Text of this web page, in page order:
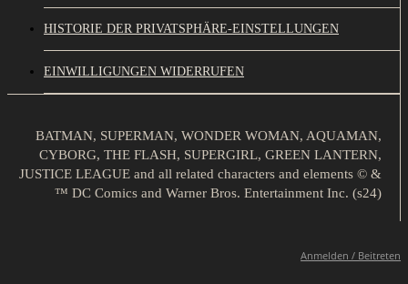
HISTORIE DER PRIVATSPHÄRE-EINSTELLUNGEN
EINWILLIGUNGEN WIDERRUFEN
BATMAN, SUPERMAN, WONDER WOMAN, AQUAMAN,
CYBORG, THE FLASH, SUPERGIRL, GREEN LANTERN,
JUSTICE LEAGUE and all related characters and elements © &
™ DC Comics and Warner Bros. Entertainment Inc. (s24)
Anmelden / Beitreten